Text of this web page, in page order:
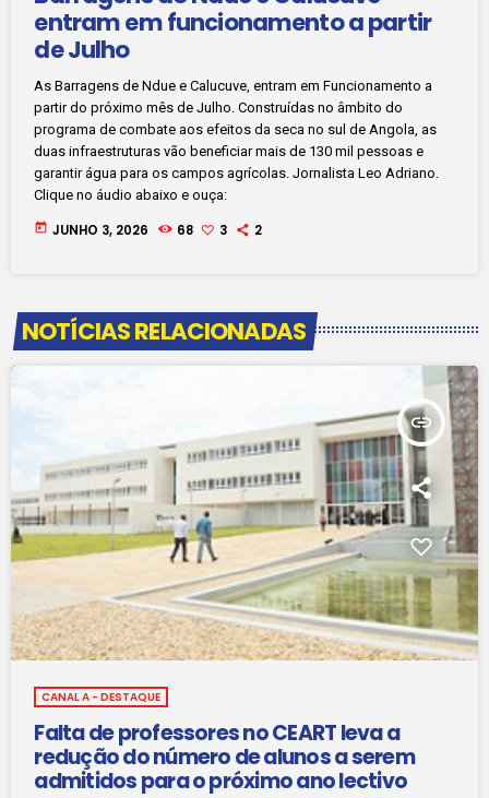
entram em funcionamento a partir
de Julho
As Barragens de Ndue e Calucuve, entram em Funcionamento a
partir do próximo mês de Julho. Construídas no âmbito do
programa de combate aos efeitos da seca no sul de Angola, as
duas infraestruturas vão beneficiar mais de 130 mil pessoas e
garantir água para os campos agrícolas. Jornalista Leo Adriano.
Clique no áudio abaixo e ouça:
today JUNHO 3, 2026 68 3 2
NOTÍCIAS RELACIONADAS
insert_link
CANAL A - DESTAQUE
Falta de professores no CEART leva a
redução do número de alunos a serem
admitidos para o próximo ano lectivo